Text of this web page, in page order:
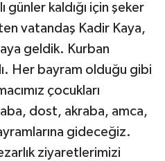
günler kaldığı için şeker
vatandaş Kadir Kaya,
geldik. Kurban
Her bayram olduğu gibi
çocukları
dost, akraba, amca,
gideceğiz.
ziyaretlerimizi